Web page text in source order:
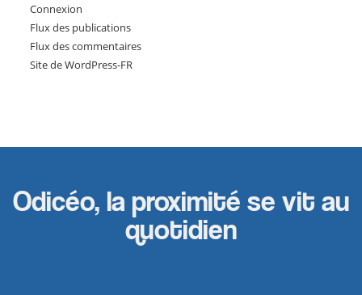
Connexion
Flux des publications
Flux des commentaires
Site de WordPress-FR
Odicéo, la proximité se vit au
quotidien